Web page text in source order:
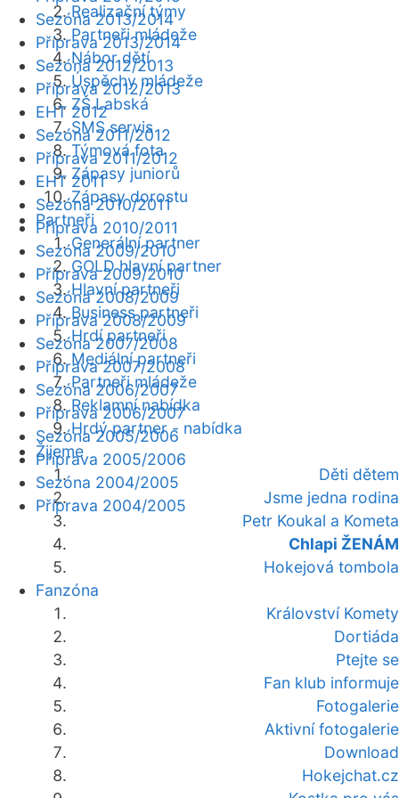
Realizační týmy
Partneři mládeže
Nábor dětí
Úspěchy mládeže
ZŠ Labská
SMS servis
Týmová fota
Zápasy juniorů
Zápasy dorostu
Partneři
Generální partner
GOLD hlavní partner
Hlavní partneři
Business partneři
Hrdí partneři
Mediální partneři
Partneři mládeže
Reklamní nabídka
Hrdý partner - nabídka
Žijeme
Děti dětem
Jsme jedna rodina
Petr Koukal a Kometa
Chlapi ŽENÁM
Hokejová tombola
Fanzóna
Království Komety
Dortiáda
Ptejte se
Fan klub informuje
Fotogalerie
Aktivní fotogalerie
Download
Hokejchat.cz
Sezóna 2013/2014
Příprava 2013/2014
Sezóna 2012/2013
Příprava 2012/2013
EHT 2012
Sezóna 2011/2012
Příprava 2011/2012
EHT 2011
Sezóna 2010/2011
Příprava 2010/2011
Sezóna 2009/2010
Příprava 2009/2010
Sezóna 2008/2009
Příprava 2008/2009
Sezóna 2007/2008
Příprava 2007/2008
Sezóna 2006/2007
Příprava 2006/2007
Sezóna 2005/2006
Příprava 2005/2006
Sezóna 2004/2005
Příprava 2004/2005